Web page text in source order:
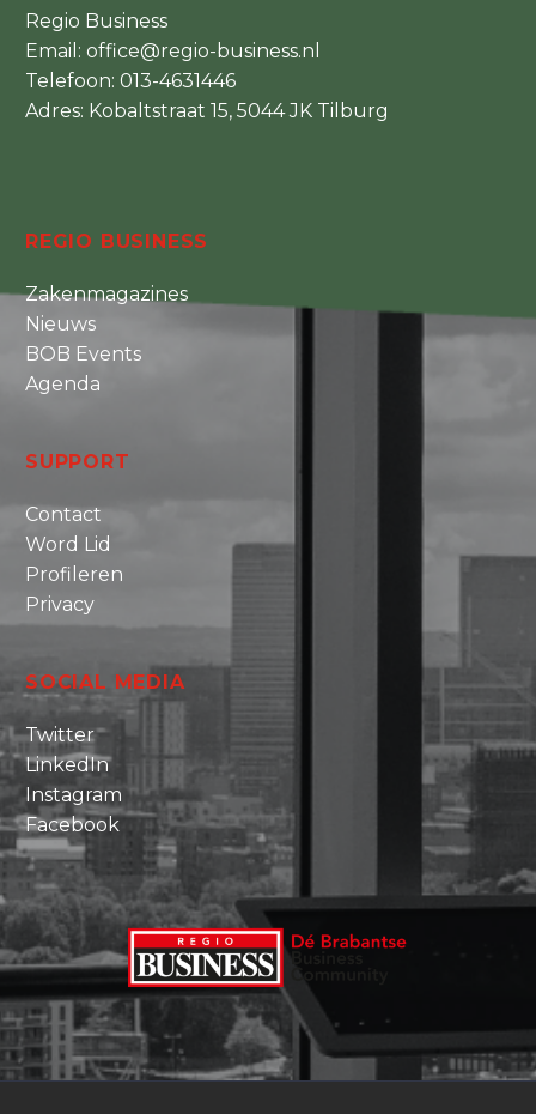
Regio Business
Email: office@regio-business.nl
Telefoon: 013-4631446
Adres: Kobaltstraat 15, 5044 JK Tilburg
REGIO BUSINESS
Zakenmagazines
Nieuws
BOB Events
Agenda
SUPPORT
Contact
Word Lid
Profileren
Privacy
SOCIAL MEDIA
Twitter
LinkedIn
Instagram
Facebook